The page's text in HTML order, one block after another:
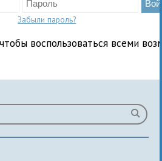
Забыли пароль?
воспользоваться всеми